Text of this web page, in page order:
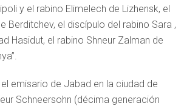
y el rabino Elimelech de Lizhensk, el
Berditchev, el discípulo del rabino Sara ,
Hasidut, el rabino Shneur Zalman de
emisario de Jabad en la ciudad de
Schneersohn (décima generación